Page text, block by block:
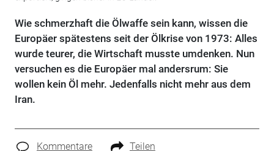
Wie schmerzhaft die Ölwaffe sein kann, wissen die
Europäer spätestens seit der Ölkrise von 1973: Alles
wurde teurer, die Wirtschaft musste umdenken. Nun
versuchen es die Europäer mal andersrum: Sie
wollen kein Öl mehr. Jedenfalls nicht mehr aus dem
Iran.
Kommentare Teilen